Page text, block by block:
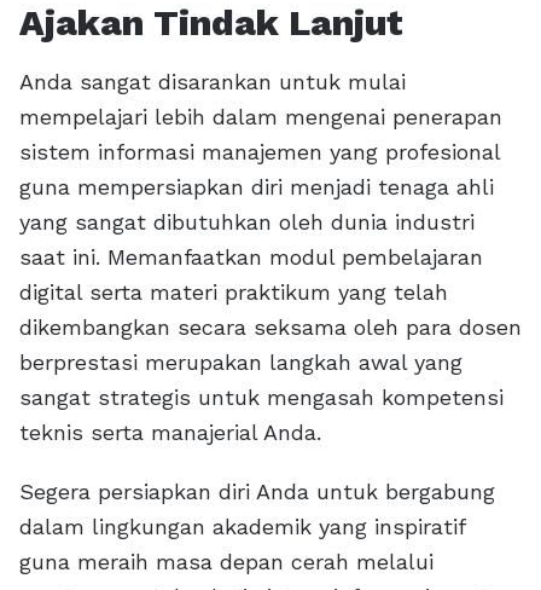
Ajakan Tindak Lanjut
Anda sangat disarankan untuk mulai
mempelajari lebih dalam mengenai penerapan
sistem informasi manajemen yang profesional
guna mempersiapkan diri menjadi tenaga ahli
yang sangat dibutuhkan oleh dunia industri
saat ini. Memanfaatkan modul pembelajaran
digital serta materi praktikum yang telah
dikembangkan secara seksama oleh para dosen
berprestasi merupakan langkah awal yang
sangat strategis untuk mengasah kompetensi
teknis serta manajerial Anda.
Segera persiapkan diri Anda untuk bergabung
dalam lingkungan akademik yang inspiratif
guna meraih masa depan cerah melalui